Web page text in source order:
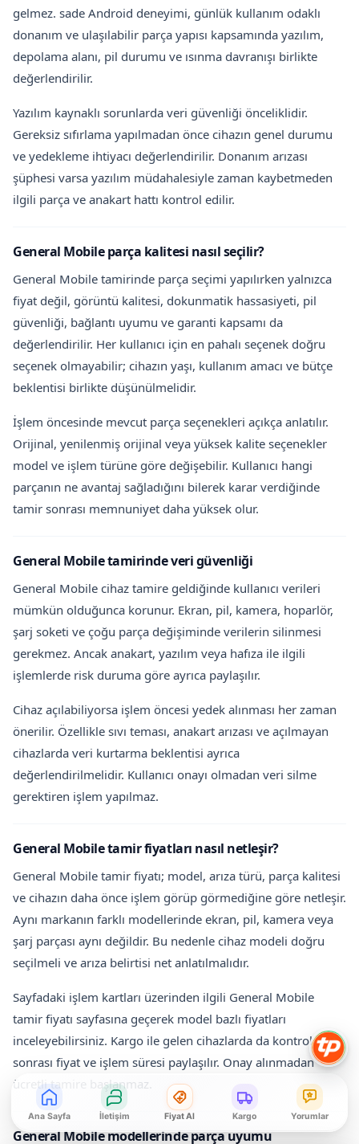
gelmez. sade Android deneyimi, günlük kullanım odaklı
donanım ve ulaşılabilir parça yapısı kapsamında yazılım,
depolama alanı, pil durumu ve ısınma davranışı birlikte
değerlendirilir.
Yazılım kaynaklı sorunlarda veri güvenliği önceliklidir.
Gereksiz sıfırlama yapılmadan önce cihazın genel durumu
ve yedekleme ihtiyacı değerlendirilir. Donanım arızası
şüphesi varsa yazılım müdahalesiyle zaman kaybetmeden
ilgili parça ve anakart hattı kontrol edilir.
General Mobile parça kalitesi nasıl seçilir?
General Mobile tamirinde parça seçimi yapılırken yalnızca
fiyat değil, görüntü kalitesi, dokunmatik hassasiyeti, pil
güvenliği, bağlantı uyumu ve garanti kapsamı da
değerlendirilir. Her kullanıcı için en pahalı seçenek doğru
seçenek olmayabilir; cihazın yaşı, kullanım amacı ve bütçe
beklentisi birlikte düşünülmelidir.
İşlem öncesinde mevcut parça seçenekleri açıkça anlatılır.
Orijinal, yenilenmiş orijinal veya yüksek kalite seçenekler
model ve işlem türüne göre değişebilir. Kullanıcı hangi
parçanın ne avantaj sağladığını bilerek karar verdiğinde
tamir sonrası memnuniyet daha yüksek olur.
General Mobile tamirinde veri güvenliği
General Mobile cihaz tamire geldiğinde kullanıcı verileri
mümkün olduğunca korunur. Ekran, pil, kamera, hoparlör,
şarj soketi ve çoğu parça değişiminde verilerin silinmesi
gerekmez. Ancak anakart, yazılım veya hafıza ile ilgili
işlemlerde risk duruma göre ayrıca paylaşılır.
Cihaz açılabiliyorsa işlem öncesi yedek alınması her zaman
önerilir. Özellikle sıvı teması, anakart arızası ve açılmayan
cihazlarda veri kurtarma beklentisi ayrıca
değerlendirilmelidir. Kullanıcı onayı olmadan veri silme
gerektiren işlem yapılmaz.
General Mobile tamir fiyatları nasıl netleşir?
General Mobile tamir fiyatı; model, arıza türü, parça kalitesi
ve cihazın daha önce işlem görüp görmediğine göre netleşir.
Aynı markanın farklı modellerinde ekran, pil, kamera veya
şarj parçası aynı değildir. Bu nedenle cihaz modeli doğru
seçilmeli ve arıza belirtisi net anlatılmalıdır.
Sayfadaki işlem kartları üzerinden ilgili General Mobile
tamir fiyatı sayfasına geçerek model bazlı fiyatları
inceleyebilirsiniz. Kargo ile gelen cihazlarda da kontrol
sonrası fiyat ve işlem süresi paylaşılır. Onay alınmadan
ücretli tamire başlanmaz.
General Mobile modellerinde parça uyumu
Ana Sayfa İletişim Fiyat Al Kargo Yorumlar